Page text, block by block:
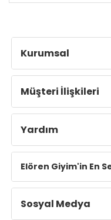
Kurumsal
Müşteri İlişkileri
Yardım
Elören Giyim'in En
Sosyal Medya